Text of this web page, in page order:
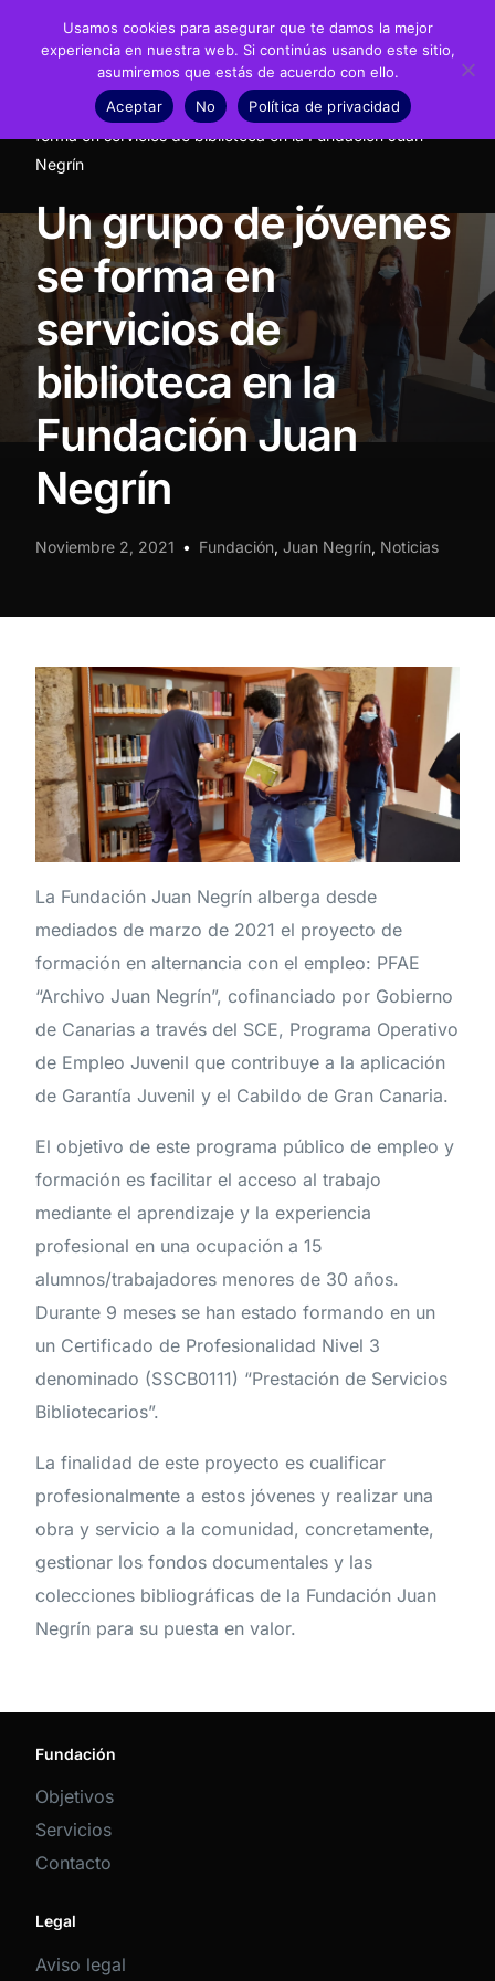
Noticias Fundación
Un grupo de jóvenes se
forma en servicios de biblioteca en la Fundación Juan
Negrín
Un grupo de jóvenes
se forma en
servicios de
biblioteca en la
Fundación Juan
Negrín
Noviembre 2, 2021 Fundación,Juan Negrín, Noticias
La Fundación Juan Negrín alberga desde
mediados de marzo de 2021 el proyecto de
formación en alternancia con el empleo: PFAE
“Archivo Juan Negrín”, cofinanciado por Gobierno
de Canarias a través del SCE, Programa Operativo
de Empleo Juvenil que contribuye a la aplicación
de Garantía Juvenil y el Cabildo de Gran Canaria.
El objetivo de este programa público de empleo y
formación es facilitar el acceso al trabajo
mediante el aprendizaje y la experiencia
profesional en una ocupación a 15
alumnos/trabajadores menores de 30 años.
Durante 9 meses se han estado formando en un
un Certificado de Profesionalidad Nivel 3
denominado (SSCB0111) “Prestación de Servicios
Bibliotecarios”.
La finalidad de este proyecto es cualificar
profesionalmente a estos jóvenes y realizar una
obra y servicio a la comunidad, concretamente,
gestionar los fondos documentales y las
colecciones bibliográficas de la Fundación Juan
Negrín para su puesta en valor.
Fundación
Objetivos
Servicios
Contacto
Legal
Aviso legal
Usamos cookies para asegurar que te damos la mejor
experiencia en nuestra web. Si continúas usando este sitio,
asumiremos que estás de acuerdo con ello.
Aceptar
No Política de privacidad
Fundación
Noticias
Material didáctico
Transparencia